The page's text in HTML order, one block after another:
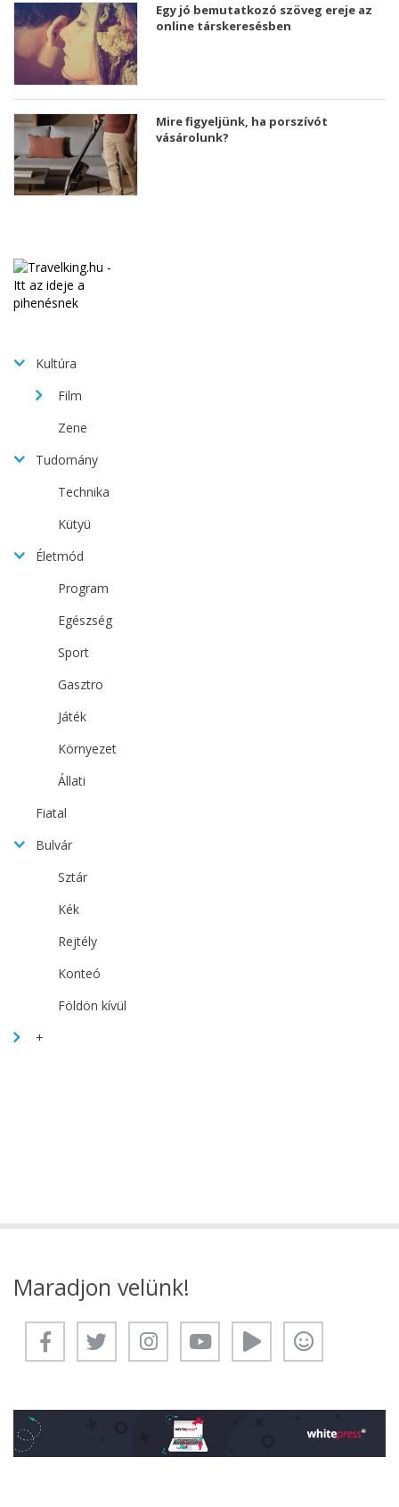
Egy jó bemutatkozó szöveg ereje az
online társkeresésben
Mire figyeljünk, ha porszívót
vásárolunk?
Kultúra
Film
Zene
Tudomány
Technika
Kütyü
Életmód
Program
Egészség
Sport
Gasztro
Játék
Környezet
Állati
Fiatal
Bulvár
Sztár
Kék
Rejtély
Konteó
Földön kívül
+
Maradjon velünk!